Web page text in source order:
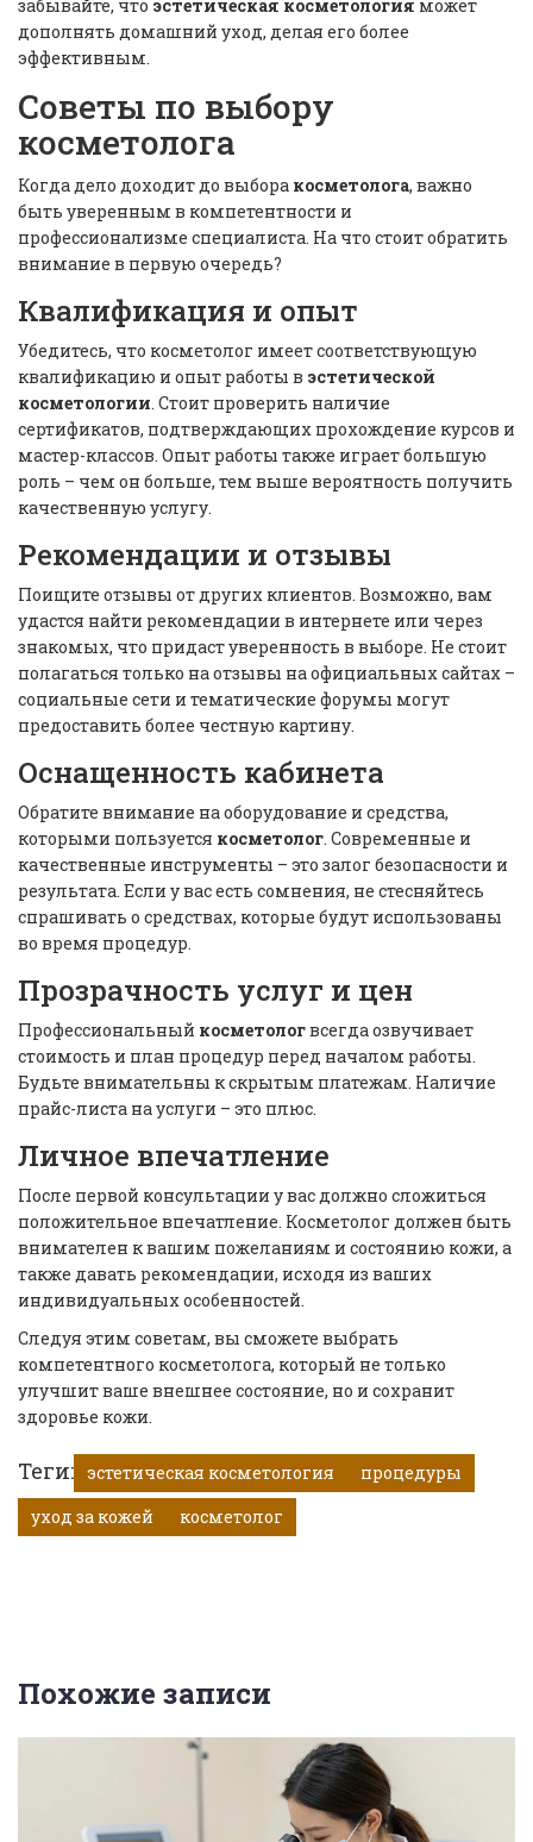
забывайте, что эстетическая косметология может
дополнять домашний уход, делая его более
эффективным.
Советы по выбору
косметолога
Когда дело доходит до выбора косметолога, важно
быть уверенным в компетентности и
профессионализме специалиста. На что стоит обратить
внимание в первую очередь?
Квалификация и опыт
Убедитесь, что косметолог имеет соответствующую
квалификацию и опыт работы в эстетической
косметологии. Стоит проверить наличие
сертификатов, подтверждающих прохождение курсов и
мастер-классов. Опыт работы также играет большую
роль – чем он больше, тем выше вероятность получить
качественную услугу.
Рекомендации и отзывы
Поищите отзывы от других клиентов. Возможно, вам
удастся найти рекомендации в интернете или через
знакомых, что придаст уверенность в выборе. Не стоит
полагаться только на отзывы на официальных сайтах –
социальные сети и тематические форумы могут
предоставить более честную картину.
Оснащенность кабинета
Обратите внимание на оборудование и средства,
которыми пользуется косметолог. Современные и
качественные инструменты – это залог безопасности и
результата. Если у вас есть сомнения, не стесняйтесь
спрашивать о средствах, которые будут использованы
во время процедур.
Прозрачность услуг и цен
Профессиональный косметологвсегда озвучивает
стоимость и план процедур перед началом работы.
Будьте внимательны к скрытым платежам. Наличие
прайс-листа на услуги – это плюс.
Личное впечатление
После первой консультации у вас должно сложиться
положительное впечатление. Косметолог должен быть
внимателен к вашим пожеланиям и состоянию кожи, а
также давать рекомендации, исходя из ваших
индивидуальных особенностей.
Следуя этим советам, вы сможете выбрать
компетентного косметолога, который не только
улучшит ваше внешнее состояние, но и сохранит
здоровье кожи.
Теги: эстетическая косметология
процедуры
уход за кожей
косметолог
Похожие записи